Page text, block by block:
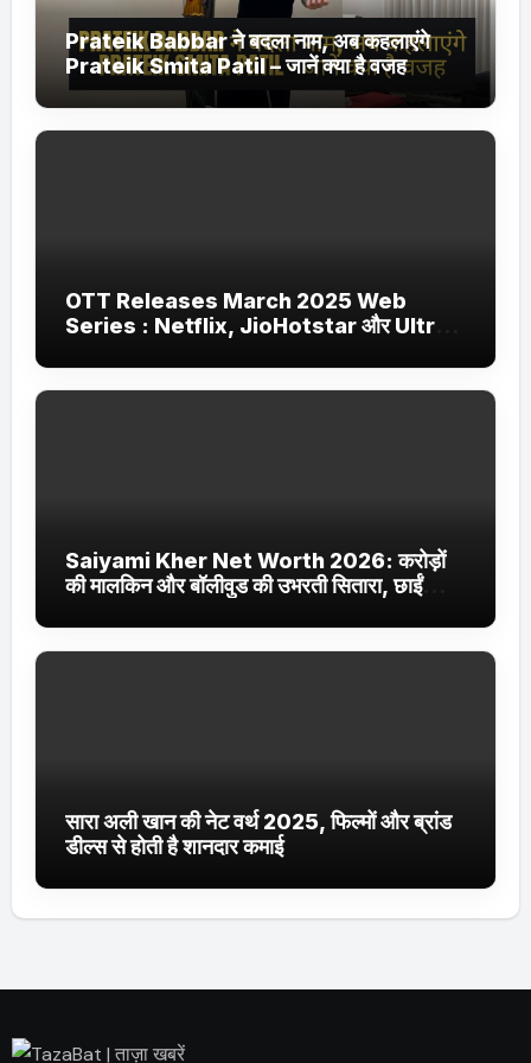
Prateik Babbar ने बदला नाम, अब कहलाएंगे
Prateik Smita Patil – जानें क्या है वजह
OTT Releases March 2025 Web
Series : Netflix, JioHotstar और Ultra
Saiyami Kher Net Worth 2026: करोड़ों
की मालकिन और बॉलीवुड की उभरती सितारा, छाईं
सारा अली खान की नेट वर्थ 2025, फिल्मों और ब्रांड
डील्स से होती है शानदार कमाई